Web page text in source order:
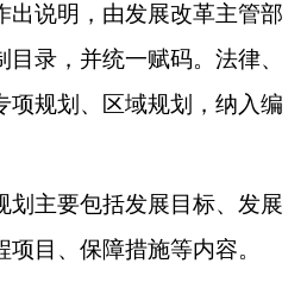
出说明，由发展改革主管部
录，并统一赋码。法律、
项规划、区域规划，纳入编
主要包括发展目标、发展
目、保障措施等内容。